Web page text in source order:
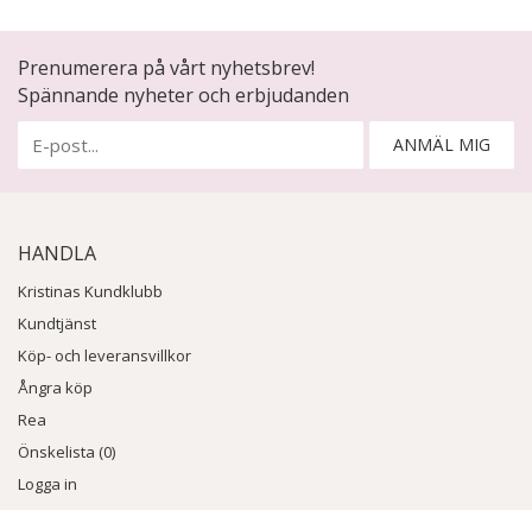
Prenumerera på vårt nyhetsbrev!
Spännande nyheter och erbjudanden
ANMÄL MIG
HANDLA
Kristinas Kundklubb
Kundtjänst
Köp- och leveransvillkor
Ångra köp
Rea
Önskelista (0)
Logga in